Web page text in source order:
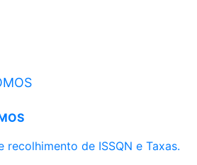
de ISSQN e Taxas.